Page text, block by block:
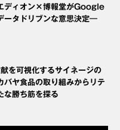
ディオン×博報堂がGoogle
ータドリブンな意思決定―
を可視化するサイネージの
バヤ食品の取り組みからリテ
な勝ち筋を探る